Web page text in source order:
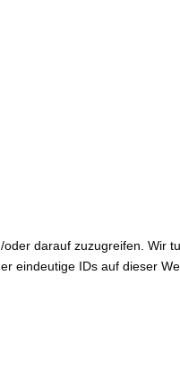
darauf zuzugreifen.
eindeutige IDs auf dieser